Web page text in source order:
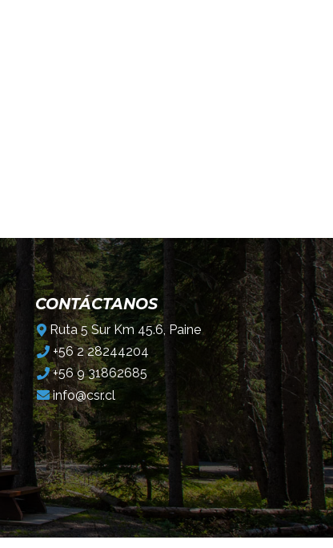
CONTÁCTANOS
Ruta 5 Sur Km 45.6, Paine
+56 2 28244204
+56 9 31862685
info@csr.cl